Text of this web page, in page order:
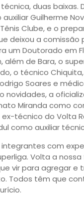
duas baixas.
auxiliar Guilherme
Clube, e o
deixou a comissão
um Doutorado em
além de Bara, o
o técnico
Soares e
novidades, a
Miranda como
técnico do Volta
como auxiliar
com
Volta a nossa
vir para agregar e
Todos têm que